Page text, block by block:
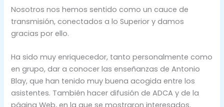
Nosotros nos hemos sentido como un cauce de
transmisión, conectados a lo Superior y damos
gracias por ello.
Ha sido muy enriquecedor, tanto personalmente como
en grupo, dar a conocer las enseñanzas de Antonio
Blay, que han tenido muy buena acogida entre los
asistentes. También hacer difusión de ADCA y de la